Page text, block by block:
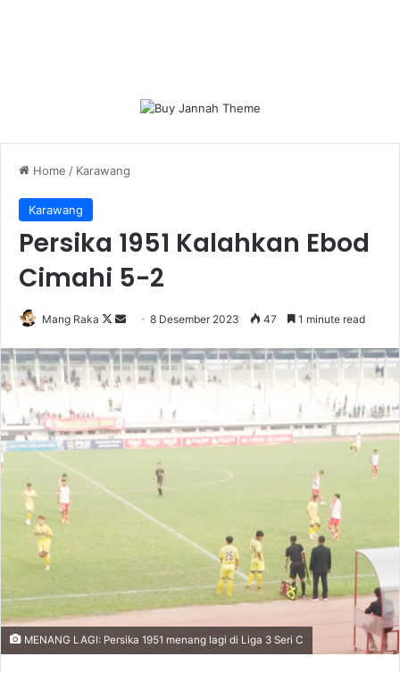
Home / Karawang
Karawang
Persika 1951 Kalahkan Ebod
Cimahi 5-2
Mang Raka
Follow
X
Send
email
8 Desember 2023 47 1 minute read
MENANG LAGI: Persika 1951 menang lagi di Liga 3 Seri C